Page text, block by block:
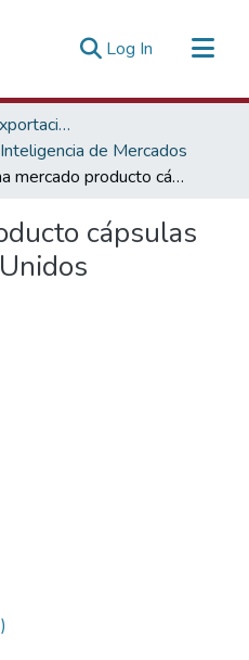
Log In (current)
Promoción de las Exportaciones
Inteligencia de Mercados
Ficha mercado producto cápsulas de maca Estados Unidos
cápsulas